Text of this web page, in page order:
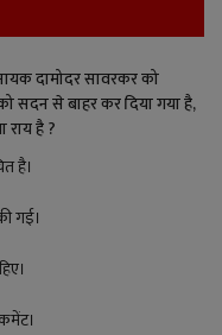
दामोदर सावरकर को
सदन से बाहर कर दिया गया है,
राय है ?
है।
गई।